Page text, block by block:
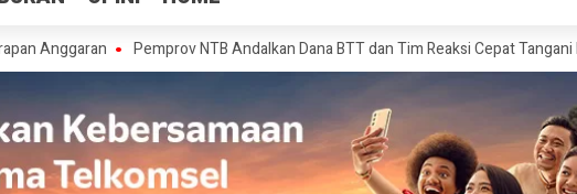
Pemprov NTB Andalkan Dana BTT dan Tim Reaksi Cepat Tangani